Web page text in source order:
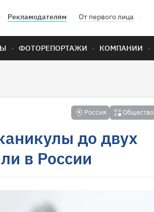
Рекламодателям От первого лица
ФОТОРЕПОРТАЖИ КОМПАНИИ
Россия Общество
до двух
в России